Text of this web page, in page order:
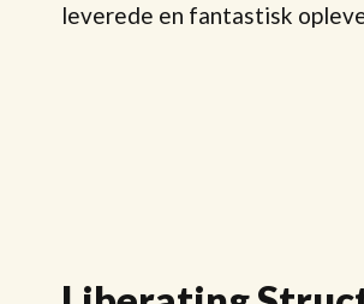
leverede en fantastisk